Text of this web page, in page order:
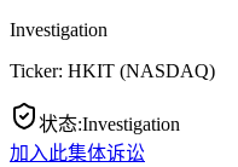
Investigation
Ticker: HKIT (NASDAQ)
状态:Investigation
加入此集体诉讼